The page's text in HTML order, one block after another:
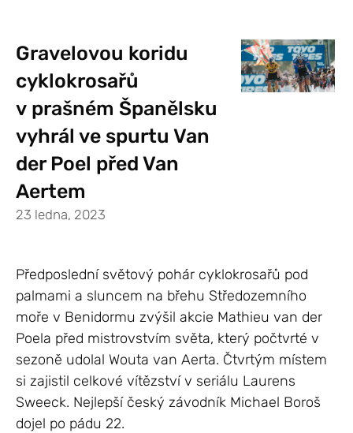
Gravelovou koridu
cyklokrosařů
v prašném Španělsku
vyhrál ve spurtu Van
der Poel před Van
Aertem
23 ledna, 2023
Předposlední světový pohár cyklokrosařů pod
palmami a sluncem na břehu Středozemního
moře v Benidormu zvýšil akcie Mathieu van der
Poela před mistrovstvím světa, který počtvrté v
sezoně udolal Wouta van Aerta. Čtvrtým místem
si zajistil celkové vítězství v seriálu Laurens
Sweeck. Nejlepší český závodník Michael Boroš
dojel po pádu 22.